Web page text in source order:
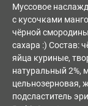
Муссовое
с кусочками
чёрной
сахара :) Состав:
яйца куриные,
натуральный 2%,
цельнозерновая,
подсластитель